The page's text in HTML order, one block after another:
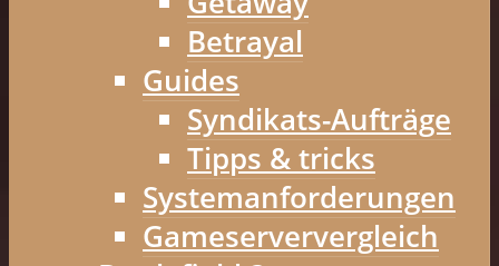
Betrayal
Guides
Syndikats-Aufträge
Tipps & tricks
Systemanforderungen
Gameserververgleich